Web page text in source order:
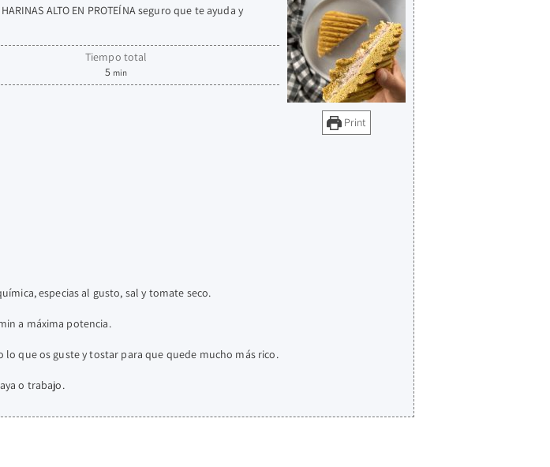
Print
ALTO EN PROTEÍNA seguro que te ayuda y
Tiempo total
5 min
especias al gusto, sal y tomate seco.
a máxima potencia.
que os guste y tostar para que quede mucho más rico.
o trabajo.